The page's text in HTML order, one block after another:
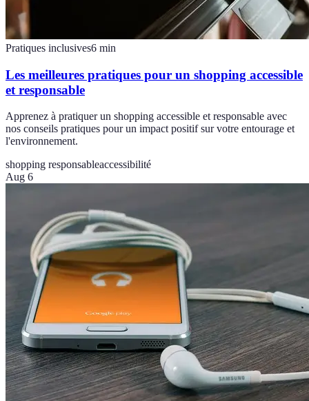
Pratiques inclusives6 min
Les meilleures pratiques pour un shopping accessible
et responsable
Apprenez à pratiquer un shopping accessible et responsable avec
nos conseils pratiques pour un impact positif sur votre entourage et
l'environnement.
shopping responsableaccessibilité
Aug 6